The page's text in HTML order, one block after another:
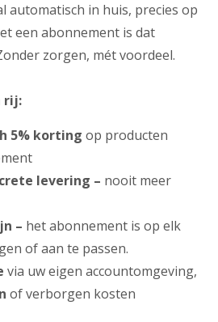
automatisch in huis, precies op
een abonnement is dat
zorgen, mét voordeel.
rij:
5% korting op producten
levering – nooit meer
– het abonnement is op elk
of aan te passen.
via uw eigen accountomgeving,
of verborgen kosten